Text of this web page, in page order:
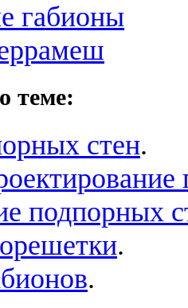
габионы
теме:
стен.
подпорных
.
.